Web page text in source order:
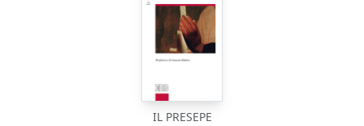
IL PRESEPE